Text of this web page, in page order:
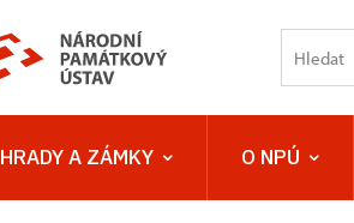
HRADY A ZÁMKY O NPÚ